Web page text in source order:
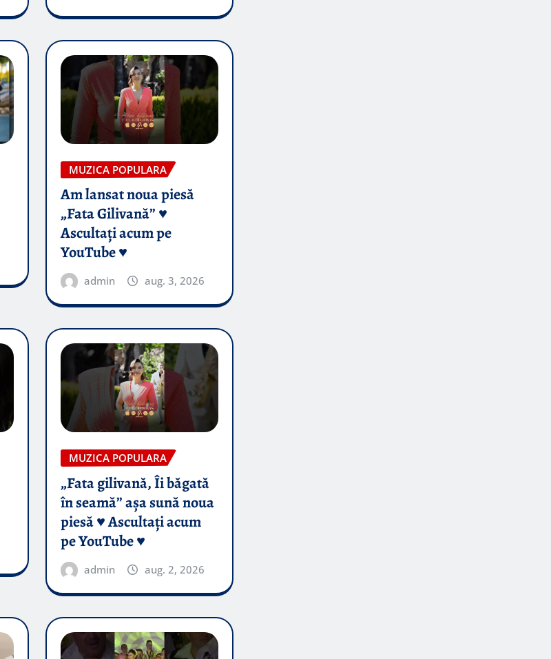
MUZICA POPULARA
Am lansat noua piesă
„Fata Gilivană” ♥️
Ascultați acum pe
YouTube ♥️
admin aug. 3, 2026
MUZICA POPULARA
„Fata gilivană, Îi băgată
în seamă” așa sună noua
piesă ♥️ Ascultați acum
pe YouTube ♥️
admin aug. 2, 2026